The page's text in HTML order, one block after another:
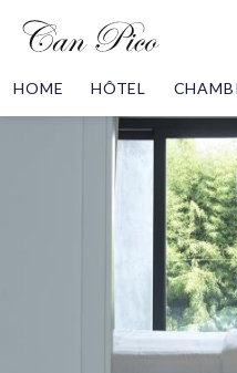
HOME HÔTEL